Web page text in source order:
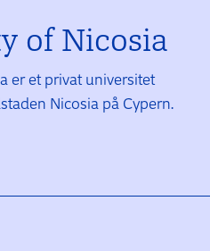
of Nicosia
er et privat universitet
Nicosia på Cypern.